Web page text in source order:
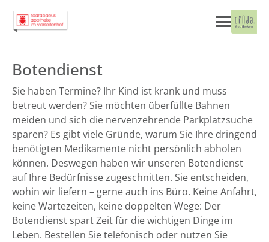
Botendienst
Sie haben Termine? Ihr Kind ist krank und muss
betreut werden? Sie möchten überfüllte Bahnen
meiden und sich die nervenzehrende Parkplatzsuche
sparen? Es gibt viele Gründe, warum Sie Ihre dringend
benötigten Medikamente nicht persönlich abholen
können. Deswegen haben wir unseren Botendienst
auf Ihre Bedürfnisse zugeschnitten. Sie entscheiden,
wohin wir liefern – gerne auch ins Büro. Keine Anfahrt,
keine Wartezeiten, keine doppelten Wege: Der
Botendienst spart Zeit für die wichtigen Dinge im
Leben. Bestellen Sie telefonisch oder nutzen Sie